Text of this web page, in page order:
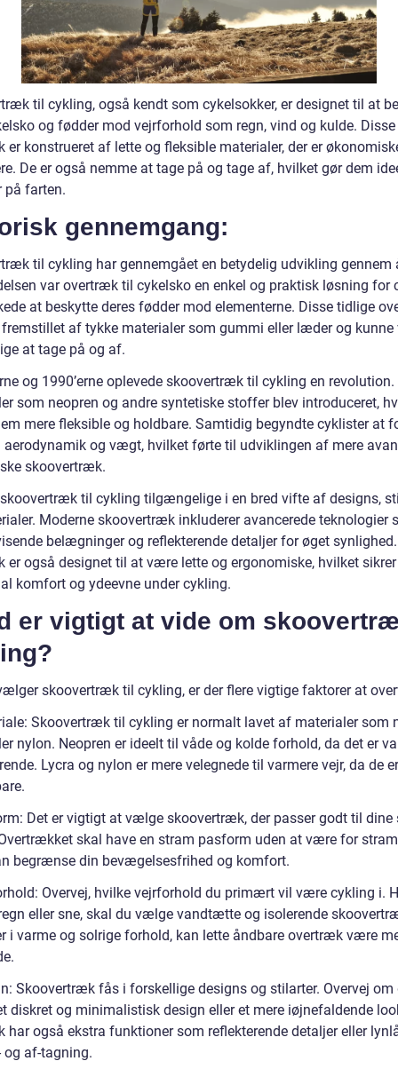
til cykling, også kendt som cykelsokker, er designet til at
og fødder mod vejrforhold som regn, vind og kulde. Disse
er konstrueret af lette og fleksible materialer, der er
De er også nemme at tage på og tage af, hvilket gør dem
på farten.
gennemgang:
til cykling har gennemgået en betydelig udvikling gennem
var overtræk til cykelsko en enkel og praktisk løsning for
at beskytte deres fødder mod elementerne. Disse tidlige
af tykke materialer som gummi eller læder og
at tage på og af.
og 1990’erne oplevede skoovertræk til cykling en revolution.
som neopren og andre syntetiske stoffer blev introduceret,
mere fleksible og holdbare. Samtidig begyndte cyklister at
aerodynamik og vægt, hvilket førte til udviklingen af mere
skoovertræk.
til cykling tilgængelige i en bred vifte af designs,
Moderne skoovertræk inkluderer avancerede teknologier
belægninger og reflekterende detaljer for øget
er også designet til at være lette og ergonomiske, hvilket sikrer
komfort og ydeevne under cykling.
er vigtigt at vide om
skoovertræk til cykling, er der flere vigtige faktorer at
Skoovertræk til cykling er normalt lavet af materialer som
nylon. Neopren er ideelt til våde og kolde forhold, da det er
Lycra og nylon er mere velegnede til varmere vejr, da de
Det er vigtigt at vælge skoovertræk, der passer godt til dine
skal have en stram pasform uden at være for
begrænse din bevægelsesfrihed og komfort.
Overvej, hvilke vejrforhold du primært vil være cykling i.
eller sne, skal du vælge vandtætte og isolerende
i varme og solrige forhold, kan lette åndbare overtræk være
Skoovertræk fås i forskellige designs og stilarter. Overvej om
diskret og minimalistisk design eller et mere iøjnefaldende
har også ekstra funktioner som reflekterende detaljer eller
og af-tagning.